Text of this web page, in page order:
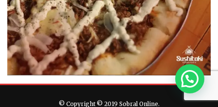
© Copyright © 2019 Sobral Online.